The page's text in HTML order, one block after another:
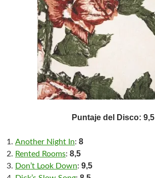
Puntaje del Disco: 9,5
Another Night In: 8
Rented Rooms: 8,5
Don’t Look Down: 9,5